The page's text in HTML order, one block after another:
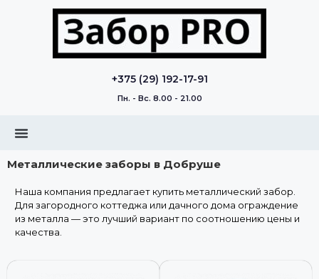
+375 (29) 192-17-91
Пн. - Вс. 8.00 - 21.00
Металлические заборы в Добруше
Наша компания предлагает купить металлический забор.
Для загородного коттеджа или дачного дома ограждение
из металла — это лучший вариант по соотношению цены и
качества.